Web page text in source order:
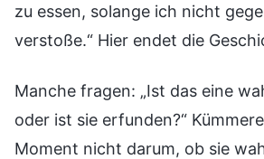
zu essen, solange ich nicht
verstoße.“ Hier endet die
Manche fragen: „Ist das eine
oder ist sie erfunden?“
Moment nicht darum, ob sie